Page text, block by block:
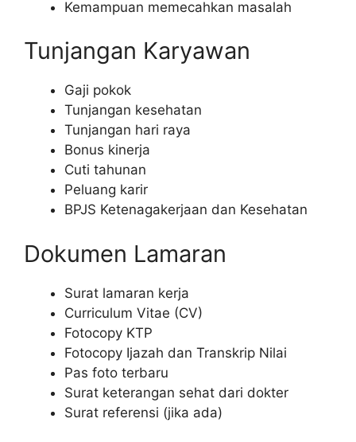
Kemampuan memecahkan masalah
Tunjangan Karyawan
Gaji pokok
Tunjangan kesehatan
Tunjangan hari raya
Bonus kinerja
Cuti tahunan
Peluang karir
BPJS Ketenagakerjaan dan Kesehatan
Dokumen Lamaran
Surat lamaran kerja
Curriculum Vitae (CV)
Fotocopy KTP
Fotocopy Ijazah dan Transkrip Nilai
Pas foto terbaru
Surat keterangan sehat dari dokter
Surat referensi (jika ada)